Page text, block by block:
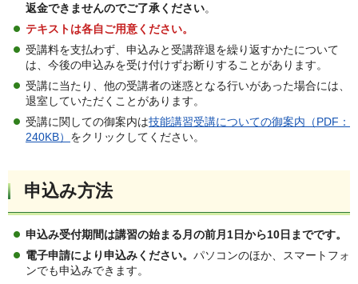
返金できませんのでご了承ください。
テキストは各自ご用意ください。
受講料を支払わず、申込みと受講辞退を繰り返すかたについて
は、今後の申込みを受け付けずお断りすることがあります。
受講に当たり、他の受講者の迷惑となる行いがあった場合には、
退室していただくことがあります。
受講に関しての御案内は技能講習受講についての御案内（PDF：
240KB） をクリックしてください。
申込み方法
申込み受付期間は講習の始まる月の前月1日から10日までです。
電子申請により申込みください。 パソコンのほか、スマートフォ
ンでも申込みできます。